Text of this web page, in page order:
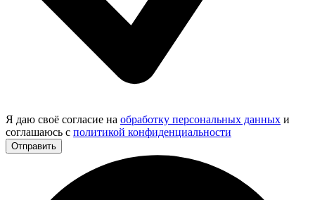
Я даю своё согласие на обработку персональных данных и
соглашаюсь с политикой конфиденциальности